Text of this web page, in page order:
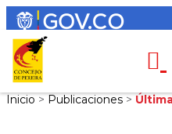
Inicio > Publicaciones >